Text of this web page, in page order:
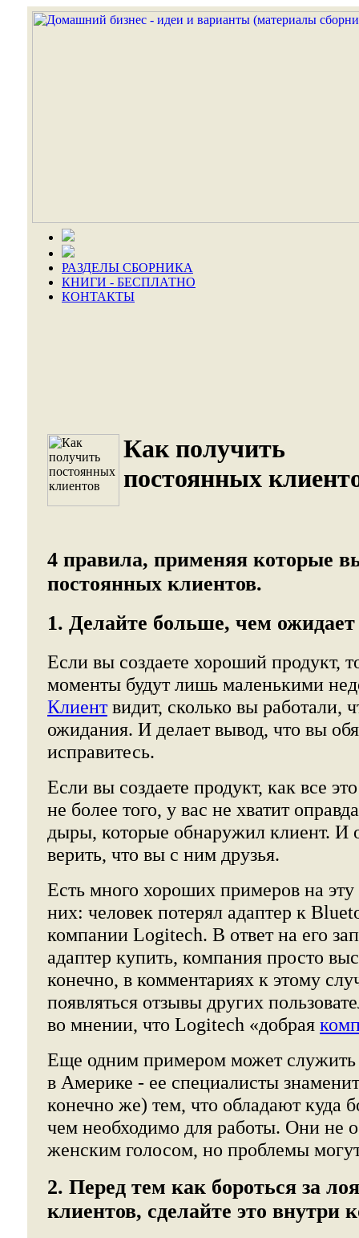
РАЗДЕЛЫ СБОРНИКА
КНИГИ - БЕСПЛАТНО
КОНТАКТЫ
Как получить
постоянных
4 правила, применяя которые
постоянных клиентов.
1. Делайте больше, чем
Если вы создаете хороший продукт,
моменты будут лишь маленькими
Клиентвидит, сколько вы работали,
ожидания. И делает вывод, что вы
исправитесь.
Если вы создаете продукт, как все
не более того, у вас не хватит
дыры, которые обнаружил клиент. И
верить, что вы с ним друзья.
Есть много хороших примеров на эту
них: человек потерял адаптер к
компании Logitech. В ответ на его
адаптер купить, компания просто
конечно, в комментариях к этому
появляться отзывы других
во мнении, что Logitech «добрая
Еще одним примером может служить
в Америке - ее специалисты
конечно же) тем, что обладают куда
чем необходимо для работы. Они не
женским голосом, но проблемы
2. Перед тем как бороться за
клиентов, сделайте это внутри